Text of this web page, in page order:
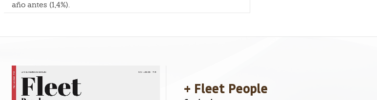
año antes (1,4%).
+ Fleet People